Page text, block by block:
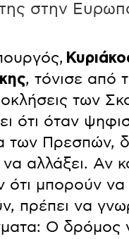
στην
, τόνισε από
των
ότι όταν
των Πρεσπών,
αλλάξει. Αν
ότι μπορούν να
πρέπει να
Ο δρόμος